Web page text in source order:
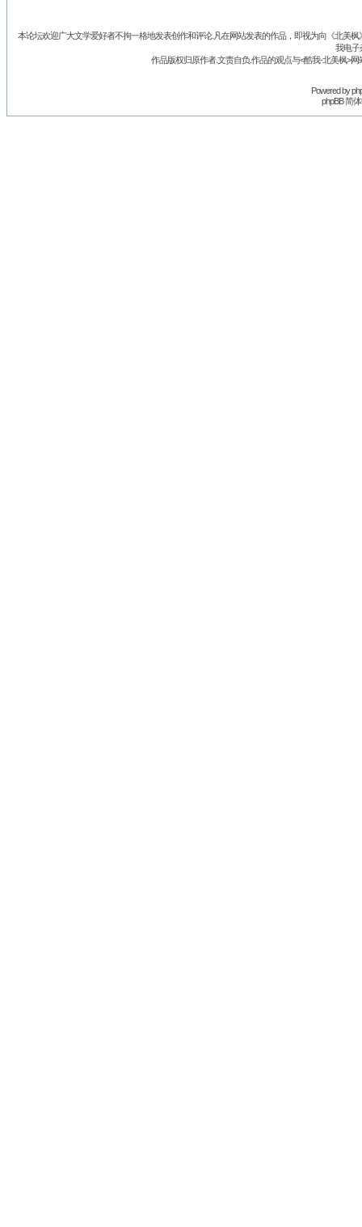
本论坛欢迎广大文学爱好者不拘一格地发表创作和评论.凡在网站发表的作品，即视为向《北美
我电子
作品版权归原作者.文责自负.作品的观点与<酷我-北美枫>
Powered by
phpBB 简